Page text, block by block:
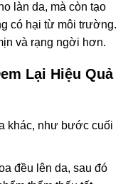
làn da, mà còn tạo
có hại từ môi trường.
và rạng ngời hơn.
Lại Hiệu Quả
khác, như bước cuối
đều lên da, sau đó